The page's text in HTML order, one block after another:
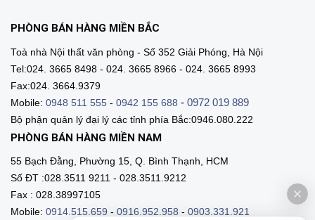
PHÒNG BÁN HÀNG MIỀN BẮC
Toà nhà Nội thất văn phòng - Số 352 Giải Phóng, Hà Nội
Tel:024. 3665 8498 - 024. 3665 8966 - 024. 3665 8993
Fax:024. 3664.9379
Mobile: 0948 511 555 - 0942 155 688 - 0972 019 889
Bộ phận quản lý đại lý các tỉnh phía Bắc:0946.080.222
PHÒNG BÁN HÀNG MIỀN NAM
55 Bạch Đằng, Phường 15, Q. Bình Thạnh, HCM
Số ĐT :028.3511 9211 - 028.3511.9212
Fax : 028.38997105
Mobile: 0914.515.659 - 0916.952.958 - 0903.331.921